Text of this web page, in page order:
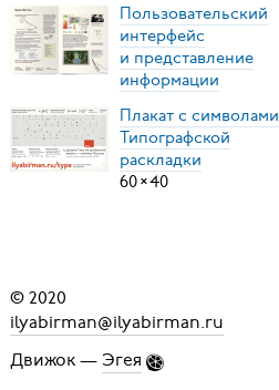
Пользовательский
интерфейс
и представление
информации
Плакат с символами
Типографской
раскладки
60×40
© 2020
ilyabirman@ilyabirman.ru
Движок — Эгея